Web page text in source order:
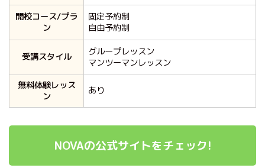
開校コース/プラ
ン
固定予約制
自由予約制
受講スタイル
グループレッスン
マンツーマンレッスン
無料体験レッス
ン
あり
NOVAの公式サイトをチェック!